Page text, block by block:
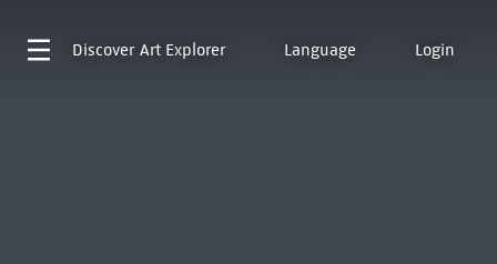
Discover Art Explorer Language Login